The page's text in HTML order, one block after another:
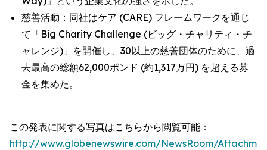
慈善活動：同社はケア (CARE) フレームワークを通じ
て「Big Charity Challenge (ビッグ・チャリティ・チ
ャレンジ)」を開催し、30以上の慈善団体のために、過
去最高の総額62,000ポンド (約1,317万円) を超える募
金を集めた。
この発表に関する写真はこちらから閲覧可能：
http://www.globenewswire.com/NewsRoom/